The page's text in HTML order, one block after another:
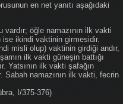
en net yanıtı aşağıdaki
vardır; öğle namazının ilk vakti
ise ikindi vaktinin girmesidir.
misli olup) vaktinin girdiği andır,
ilk vakti güneşin battığı
Yatsının ilk vakti şafağın
Sabah namazının ilk vakti, fecrin
I/375-376)